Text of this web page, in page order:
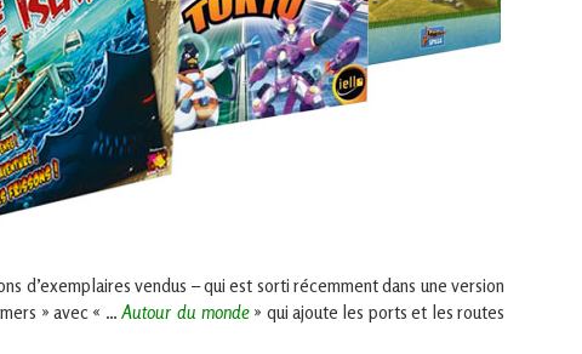
d’exemplaires vendus – qui est sorti récemment dans une version
» avec « …Autour du monde» qui ajoute les ports et les routes